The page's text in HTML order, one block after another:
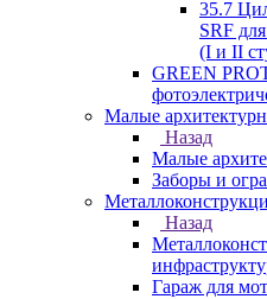
35.7
SRF
(I и II
GREEN
Малые
Назад
Малые
Заборы и
Назад
Гараж для